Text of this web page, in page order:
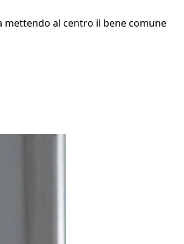
mettendo al centro il bene comune